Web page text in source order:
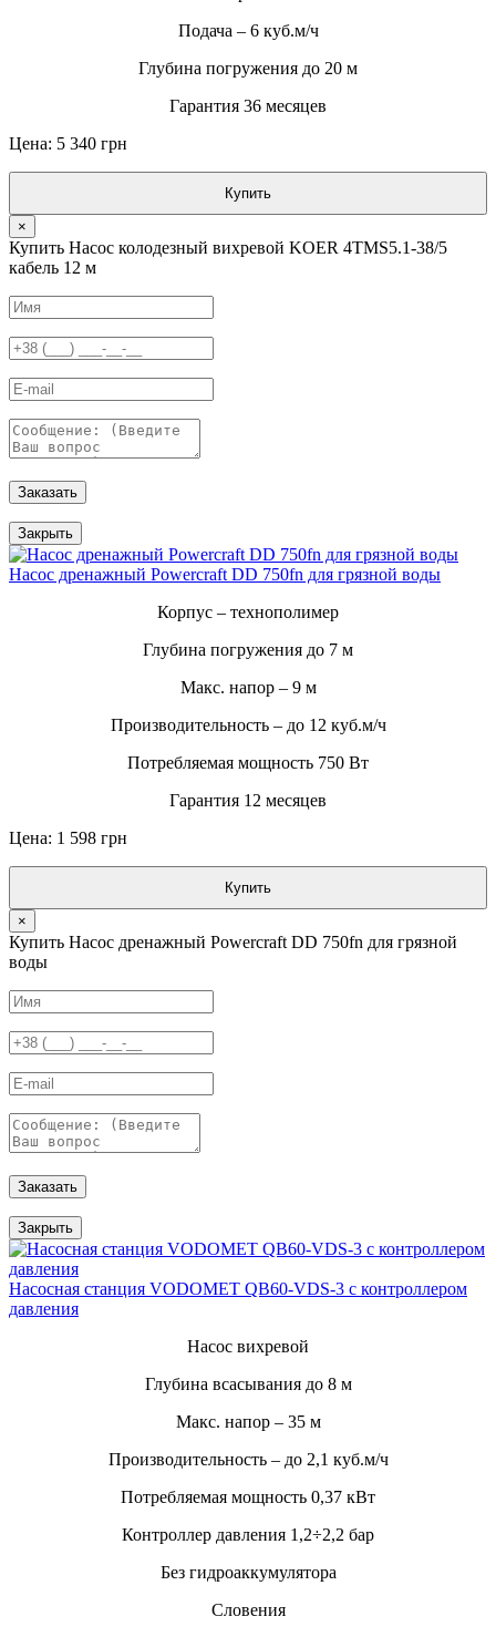
Подача – 6 куб.м/ч
Глубина погружения до 20 м
Гарантия 36 месяцев
Цена: 5 340 грн
Купить
×
Купить Насос колодезный вихревой KOER 4TMS5.1-38/5
кабель 12 м
Заказать
Закрыть
Насос дренажный Powercraft DD 750fn для грязной воды
Корпус – технополимер
Глубина погружения до 7 м
Макс. напор – 9 м
Производительность – до 12 куб.м/ч
Потребляемая мощность 750 Вт
Гарантия 12 месяцев
Цена: 1 598 грн
Купить
×
Купить Насос дренажный Powercraft DD 750fn для грязной
воды
Заказать
Закрыть
Насосная станция VODOMET QB60-VDS-3 с контроллером
давления
Насос вихревой
Глубина всасывания до 8 м
Макс. напор – 35 м
Производительность – до 2,1 куб.м/ч
Потребляемая мощность 0,37 кВт
Контроллер давления 1,2÷2,2 бар
Без гидроаккумулятора
Словения